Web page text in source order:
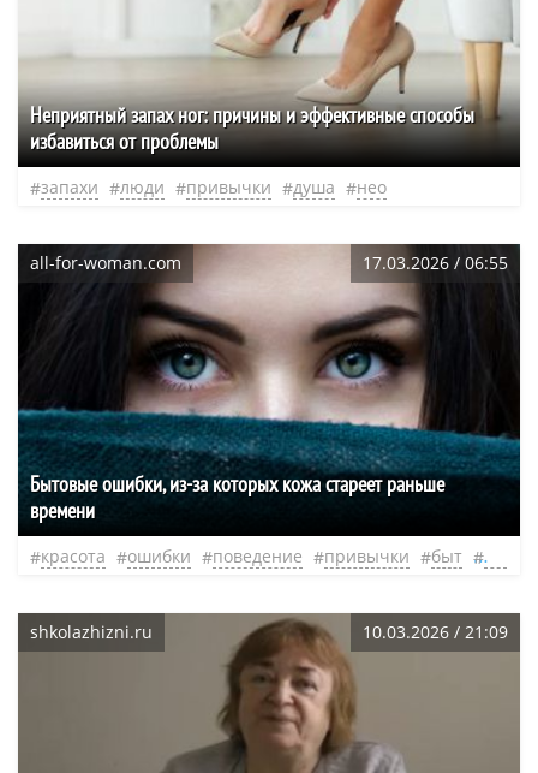
Неприятный запах ног: причины и эффективные способы
избавиться от проблемы
запахи люди привычки душа нео
all-for-woman.com 17.03.2026 / 06:55
Бытовые ошибки, из-за которых кожа стареет раньше
времени
красота ошибки поведение привычки быт душа
shkolazhizni.ru 10.03.2026 / 21:09